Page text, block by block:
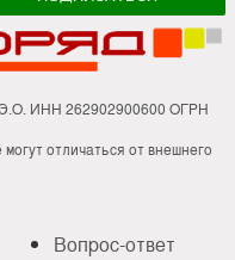
ИНН 262902900600 ОГРН
отличаться от внешнего
Вопрос-ответ